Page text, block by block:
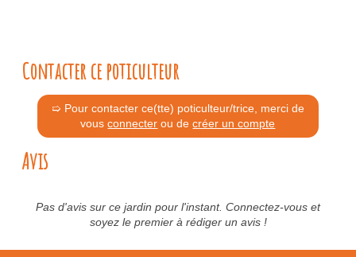
Contacter ce poticulteur
➯ Pour contacter ce(tte) poticulteur/trice, merci de
vousconnecter ou decréer un compte
Avis
Pas d'avis sur ce jardin pour l'instant. Connectez-vous et
soyez le premier à rédiger un avis !